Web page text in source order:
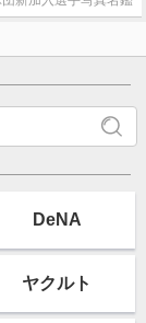
DeNA
ヤクルト